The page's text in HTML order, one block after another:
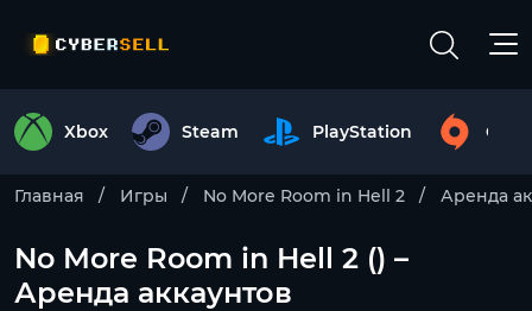
Xbox Steam PlayStation
Главная Игры No More Room in Hell 2 Аренда
No More Room in Hell 2 () –
Аренда аккаунтов